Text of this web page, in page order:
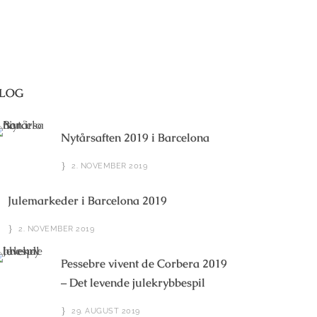
Nytårsaften 2019 i Barcelona
2. NOVEMBER 2019
Julemarkeder i Barcelona 2019
2. NOVEMBER 2019
Pessebre vivent de Corbera 2019
– Det levende julekrybbespil
29. AUGUST 2019